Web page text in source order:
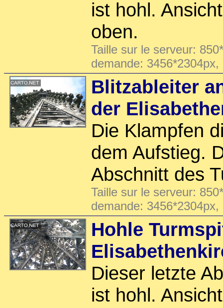
ist hohl.
oben.
Taille sur le serveur:
demande:
Blitzableiter
der
Die Klampfen
dem Aufstieg.
Abschnitt des
Taille sur le serveur:
demande:
Hohle
Dieser letzte
ist hohl.